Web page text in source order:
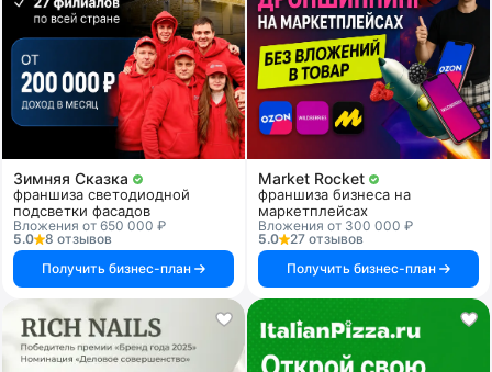
Зимняя Сказка
франшиза светодиодной
подсветки фасадов
Вложения от 650 000 ₽
5.0
8 отзывов
Получить бизнес-план
Market Rocket
франшиза бизнеса на
маркетплейсах
Вложения от 300 000 ₽
5.0
27 отзывов
Получить бизнес-план